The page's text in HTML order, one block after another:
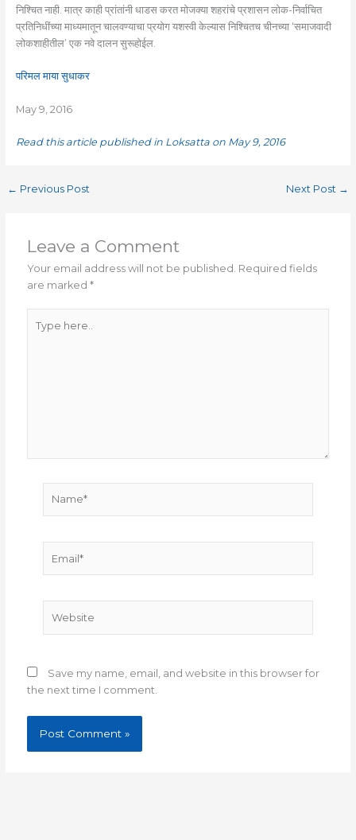
निश्चित नाही. मात्र काही प्रांतांनी धाडस करत मोजक्या शहरांचे प्रशासन लोक-निर्वाचित
प्रतिनिधींच्या माध्यमातून चालवण्याचा प्रयोग यशस्वी केल्यास निश्चितच चीनच्या ‘समाजवादी
लोकशाहीतील’ एक नवे दालन सुरूहोईल.
परिमल माया सुधाकर
May 9, 2016
Read this article published in Loksatta on May 9, 2016
← Previous Post Next Post →
Leave a Comment
Your email address will not be published. Required fields
are marked*
here..
Save my name, email, and website in this browser for
the next time I comment.